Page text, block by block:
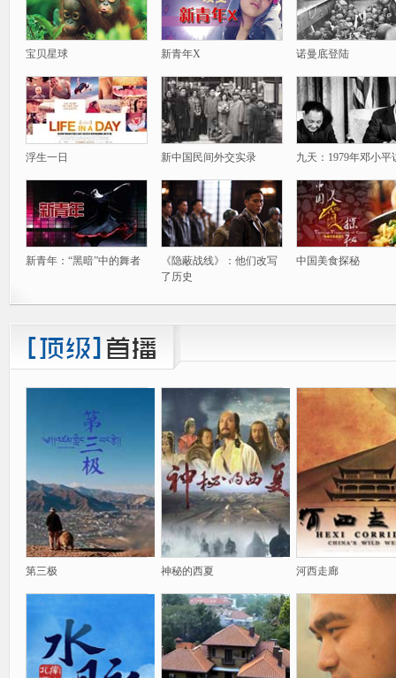
宝贝星球 新青年X 诺曼底登陆
浮生一日 新中国民间外交实录 九天：1979年邓小平
新青年：“黑暗”中的舞者
《隐蔽战线》：他们改写
了历史
中国美食探秘
第三极 神秘的西夏 河西走廊